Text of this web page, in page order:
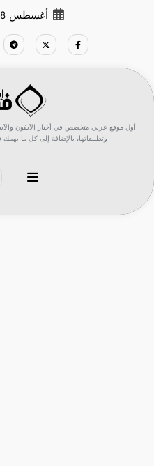
أغسطس 8, 2026
أول موقع عربي متخصص في أخبار الآيفون
وتطبيقاتها، بالإضافة إلى كل ما يهمك